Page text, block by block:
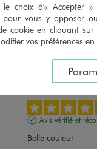
Avis vérifié et
OUI TOP POUR
Avis du01/06/2026
Signaler
Avis vérifié et
Belle couleur
le choix d'« Accepter
pour vous y opposer
cookie en cliquant
vos préférences